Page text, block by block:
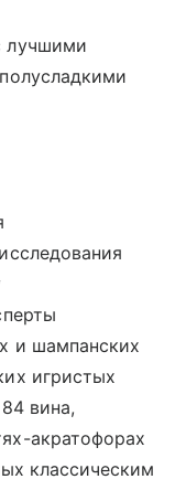
лучшими
и шампанских
игристых
вина,
акратофорах
классическим